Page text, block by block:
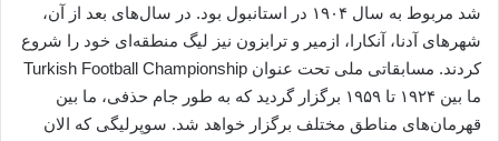
شد مربوط به سال ۱۹۰۴ در استانبول بود. در سال‌های بعد از آن،
شهرهای آدنا، آنکارا، ازمیر و ترابزون نیز لیگ منطقه‌ای خود را شروع
کردند. مسابقاتی ملی تحت عنوان Turkish Football Championship
ما بین ۱۹۲۴ تا ۱۹۵۹ برگزار گردید که به طور جام حذفی، ما بین
قهرمان‌های مناطق مختلف برگزار خواهد شد. سوپرلیگی که الان